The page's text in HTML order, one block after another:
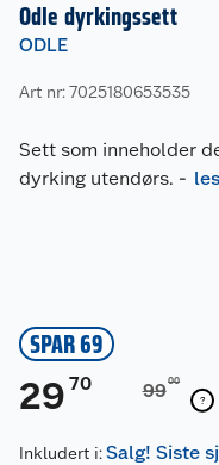
Odle dyrkingssett
ODLE
Art nr: 7025180653535
Sett som inneholder
dyrking utendørs. -
SPAR 69
29 70 9900
Inkludert i:Salg! Siste